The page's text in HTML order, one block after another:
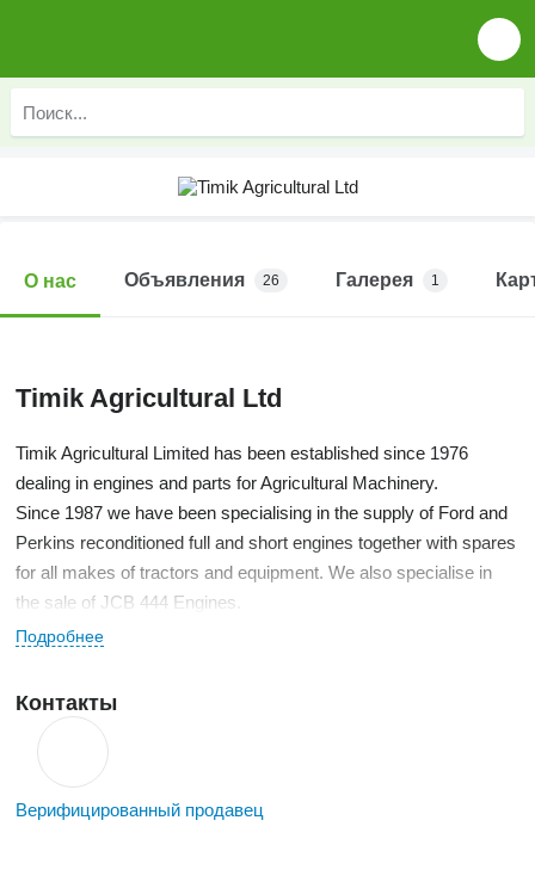
О нас Объявления 26 Галерея 1
Timik Agricultural Ltd
Timik Agricultural Limited has been established since 1976
dealing in engines and parts for Agricultural Machinery.
Since 1987 we have been specialising in the supply of Ford and
Perkins reconditioned full and short engines together with spares
for all makes of tractors and equipment. We also specialise in
the sale of JCB 444 Engines.
Worldwide shipping now available.
Подробнее
Контакты
Верифицированный продавец